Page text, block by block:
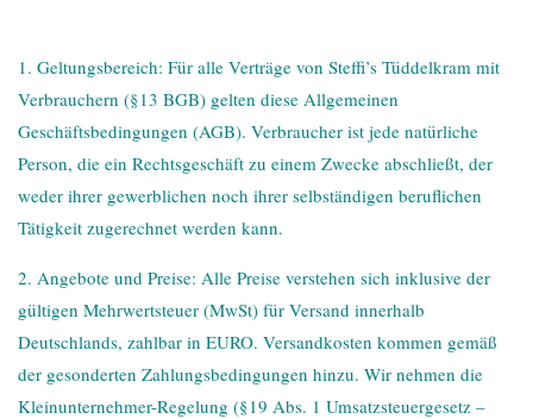
1. Geltungsbereich: Für alle Verträge von Steffi’s Tüddelkram mit
Verbrauchern (§13 BGB) gelten diese Allgemeinen
Geschäftsbedingungen (AGB). Verbraucher ist jede natürliche
Person, die ein Rechtsgeschäft zu einem Zwecke abschließt, der
weder ihrer gewerblichen noch ihrer selbständigen beruflichen
Tätigkeit zugerechnet werden kann.
2. Angebote und Preise: Alle Preise verstehen sich inklusive der
gültigen Mehrwertsteuer (MwSt) für Versand innerhalb
Deutschlands, zahlbar in EURO. Versandkosten kommen gemäß
der gesonderten Zahlungsbedingungen hinzu. Wir nehmen die
Kleinunternehmer-Regelung (§19 Abs. 1 Umsatzsteuergesetz –